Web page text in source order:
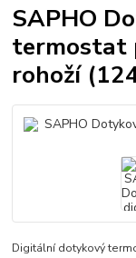
SAPHO
termostat
rohoží
Digitální dotykový